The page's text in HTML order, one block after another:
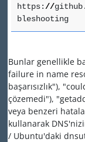
https://
bleshooting
Bunlar genellikle
failure in name
başarısızlık"),
çözemedi"),
veya benzeri
kullanarak
/ Ubuntu'daki